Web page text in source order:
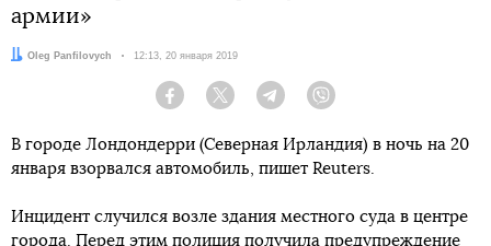
армии»
Автор:
Oleg Panfilovych Дата:
12:13, 20 января 2019
Facebook Twitter Telegram
В городе Лондондерри (Северная Ирландия) в ночь на 20
января взорвался автомобиль, пишет Reuters.
Инцидент случился возле здания местного суда в центре
города. Перед этим полиция получила предупреждение